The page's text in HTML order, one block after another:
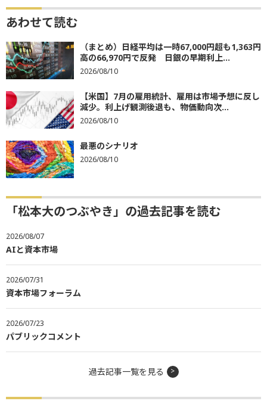
あわせて読む
（まとめ）日経平均は一時67,000円超も1,363円
高の66,970円で反発 日銀の早期利上...
2026/08/10
【米国】7月の雇用統計、雇用は市場予想に反し
減少。利上げ観測後退も、物価動向次...
2026/08/10
最悪のシナリオ
2026/08/10
「松本大のつぶやき」の過去記事を読む
2026/08/07
AIと資本市場
2026/07/31
資本市場フォーラム
2026/07/23
パブリックコメント
過去記事一覧を見る